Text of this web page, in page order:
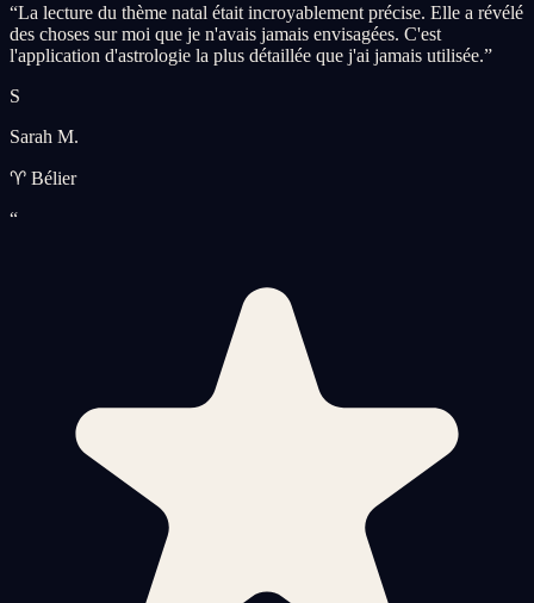
“La lecture du thème natal était incroyablement précise. Elle a révélé
des choses sur moi que je n'avais jamais envisagées. C'est
l'application d'astrologie la plus détaillée que j'ai jamais utilisée.”
S
Sarah M.
♈ Bélier
“